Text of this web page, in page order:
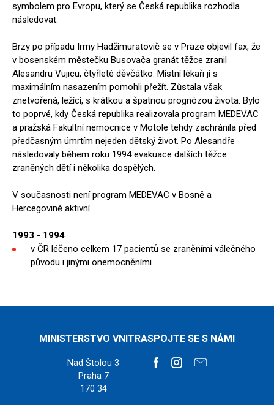
symbolem pro Evropu, který se Česká republika rozhodla
následovat.
Brzy po případu Irmy Hadžimuratovič se v Praze objevil fax, že
v bosenském městečku Busovača granát těžce zranil
Alesandru Vujicu, čtyřleté děvčátko. Místní lékaři jí s
maximálním nasazením pomohli přežít. Zůstala však
znetvořená, ležící, s krátkou a špatnou prognózou života. Bylo
to poprvé, kdy Česká republika realizovala program MEDEVAC
a pražská Fakultní nemocnice v Motole tehdy zachránila před
předčasným úmrtím nejeden dětský život. Po Alesandře
následovaly během roku 1994 evakuace dalších těžce
zraněných dětí i několika dospělých.
V současnosti není program MEDEVAC v Bosně a
Hercegovině aktivní.
1993 - 1994
v ČR léčeno celkem 17 pacientů se zraněními válečného
původu i jinými onemocněními
MINISTERSTVO VNITRA
Nad Štolou 3
Praha 7
170 34
SPOJTE SE S NÁMI